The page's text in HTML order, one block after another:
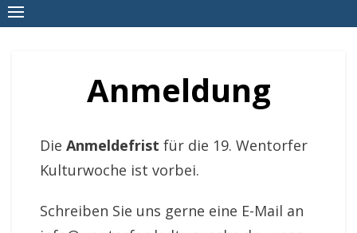
Anmeldung
Die Anmeldefrist für die 19. Wentorfer
Kulturwoche ist vorbei.
Schreiben Sie uns gerne eine E-Mail an